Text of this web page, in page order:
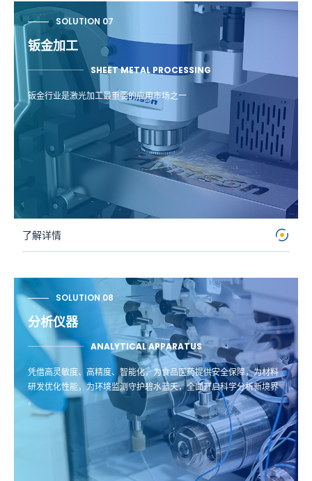
SOLUTION 07
钣金加工
SHEET METAL PROCESSING
钣金行业是激光加工最重要的应用市场之一
了解详情
SOLUTION 08
分析仪器
ANALYTICAL APPARATUS
凭借高灵敏度、高精度、智能化，为食品医药提供安全保障，为材料
研发优化性能，为环境监测守护碧水蓝天，全面开启科学分析新境界
。